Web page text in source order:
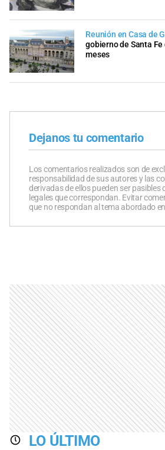
Reunión en Casa de
gobierno de Santa
meses
Dejanos tu comentario
Los comentarios realizados son de
responsabilidad de sus autores y las
derivadas de ellos pueden ser pasibles
legales que correspondan. Evitar
que no respondan al tema abordado
LO ÚLTIMO